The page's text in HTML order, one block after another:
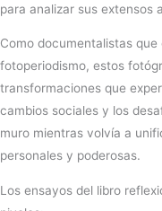
para analizar sus extensos
Como documentalistas
fotoperiodismo, estos
transformaciones que
cambios sociales y los
muro mientras volvía a
personales y poderosas.
Los ensayos del libro